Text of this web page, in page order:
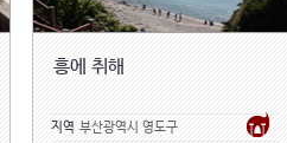
흥에 취해
지역 부산광역시 영도구